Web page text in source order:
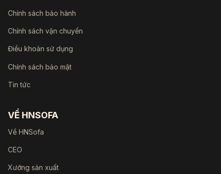
Chính sách bảo hành
Chính sách vận chuyển
Điều khoản sử dụng
Chính sách bảo mật
Tin tức
VỀ HNSOFA
Về HNSofa
CEO
Xưởng sản xuất